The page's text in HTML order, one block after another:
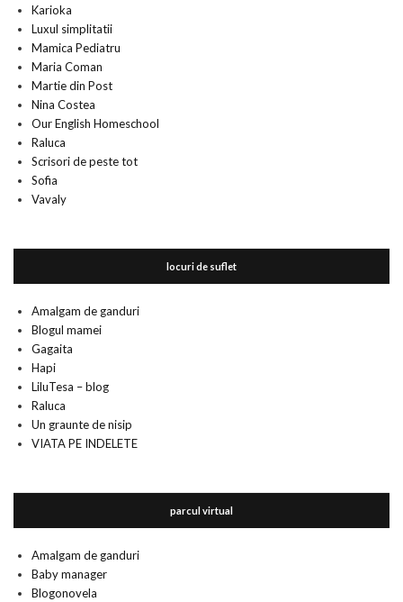
Karioka
Luxul simplitatii
Mamica Pediatru
Maria Coman
Martie din Post
Nina Costea
Our English Homeschool
Raluca
Scrisori de peste tot
Sofia
Vavaly
locuri de suflet
Amalgam de ganduri
Blogul mamei
Gagaita
Hapi
LiluTesa – blog
Raluca
Un graunte de nisip
VIATA PE INDELETE
parcul virtual
Amalgam de ganduri
Baby manager
Blogonovela